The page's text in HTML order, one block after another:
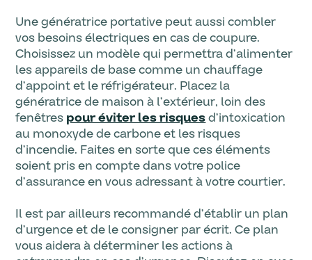
Une génératrice portative peut aussi combler
vos besoins électriques en cas de coupure.
Choisissez un modèle qui permettra d’alimenter
les appareils de base comme un chauffage
d’appoint et le réfrigérateur. Placez la
génératrice de maison à l’extérieur, loin des
fenêtres pour éviter les risquesd’intoxication
au monoxyde de carbone et les risques
d’incendie. Faites en sorte que ces éléments
soient pris en compte dans votre police
d’assurance en vous adressant à votre courtier.
Il est par ailleurs recommandé d’établir un plan
d’urgence et de le consigner par écrit. Ce plan
vous aidera à déterminer les actions à